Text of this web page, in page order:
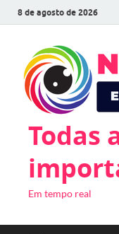
8 de agosto de 2026
Todas
Em tempo real